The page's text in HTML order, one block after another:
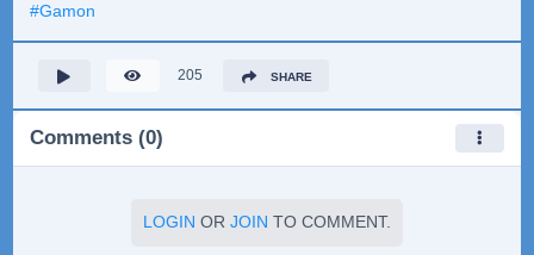
#Gamon
205 SHARE
Comments (0)
LOGIN OR JOIN TO COMMENT.